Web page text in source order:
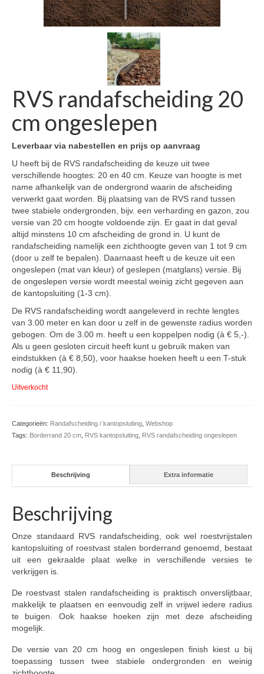
RVS randafscheiding 20
cm ongeslepen
Leverbaar via nabestellen en prijs op aanvraag
U heeft bij de RVS randafscheiding de keuze uit twee
verschillende hoogtes: 20 en 40 cm. Keuze van hoogte is met
name afhankelijk van de ondergrond waarin de afscheiding
verwerkt gaat worden. Bij plaatsing van de RVS rand tussen
twee stabiele ondergronden, bijv. een verharding en gazon, zou
versie van 20 cm hoogte voldoende zijn. Er gaat in dat geval
altijd minstens 10 cm afscheiding de grond in. U kunt de
randafscheiding namelijk een zichthoogte geven van 1 tot 9 cm
(door u zelf te bepalen). Daarnaast heeft u de keuze uit een
ongeslepen (mat van kleur) of geslepen (matglans) versie. Bij
de ongeslepen versie wordt meestal weinig zicht gegeven aan
de kantopsluiting (1-3 cm).
De RVS randafscheiding wordt aangeleverd in rechte lengtes
van 3.00 meter en kan door u zelf in de gewenste radius worden
gebogen. Om de 3.00 m. heeft u een koppelpen nodig (à € 5,-).
Als u geen gesloten circuit heeft kunt u gebruik maken van
eindstukken (à € 8,50), voor haakse hoeken heeft u een T-stuk
nodig (à € 11,90).
Uitverkocht
Categorieën: Randafscheiding / kantopsluiting Webshop
Tags: Borderrand 20 cm RVS kantopsluiting RVS randafscheiding ongeslepen
Beschrijving Extra informatie
Beschrijving
Onze standaard RVS randafscheiding, ook wel roestvrijstalen
kantopsluiting of roestvast stalen borderrand genoemd, bestaat
uit een gekraalde plaat welke in verschillende versies te
verkrijgen is.
De roestvast stalen randafscheiding is praktisch onverslijtbaar,
makkelijk te plaatsen en eenvoudig zelf in vrijwel iedere radius
te buigen. Ook haakse hoeken zijn met deze afscheiding
mogelijk.
De versie van 20 cm hoog en ongeslepen finish kiest u bij
toepassing tussen twee stabiele ondergronden en weinig